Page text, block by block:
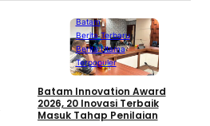
Batam
Berita Terbaru
Berita Utama
Terpopuler
Batam Innovation Award
2026, 20 Inovasi Terbaik
Masuk Tahap Penilaian